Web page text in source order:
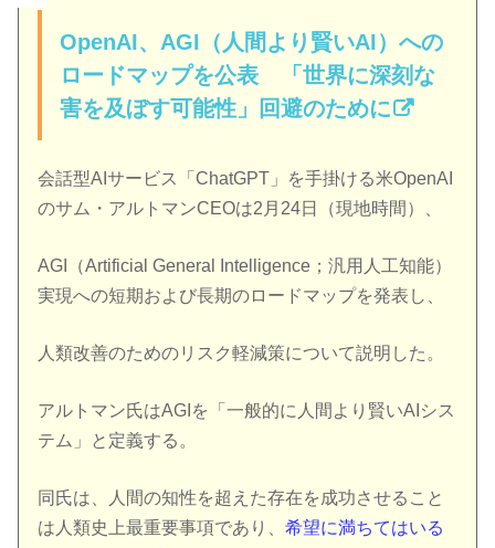
OpenAI、AGI（人間より賢いAI）への
ロードマップを公表 「世界に深刻な
害を及ぼす可能性」回避のために
会話型AIサービス「ChatGPT」を手掛ける米OpenAI
のサム・アルトマンCEOは2月24日（現地時間）、
AGI（Artificial General Intelligence；汎用人工知能）
実現への短期および長期のロードマップを発表し、
人類改善のためのリスク軽減策について説明した。
アルトマン氏はAGIを「一般的に人間より賢いAIシス
テム」と定義する。
同氏は、人間の知性を超えた存在を成功させること
は人類史上最重要事項であり、希望に満ちてはいる